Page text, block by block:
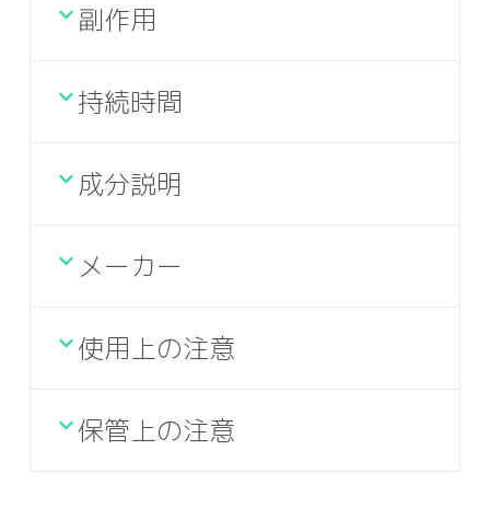
副作用
持続時間
成分説明
メーカー
使用上の注意
保管上の注意